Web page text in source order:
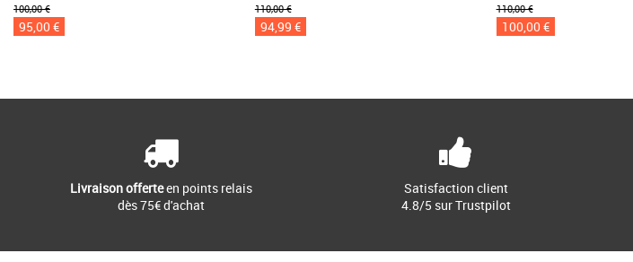
100,00 €
95,00 €
110,00 €
94,99 €
110,00 €
100,00 €
Livraison offerteen points relais
dès 75€ d'achat
Satisfaction client
4.8/5 sur Trustpilot